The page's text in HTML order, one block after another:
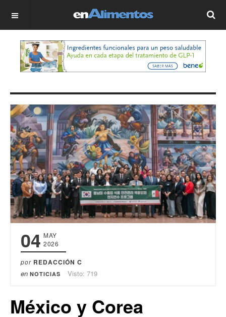
OFF CANVAS
04 MAY
2026
por REDACCIÓN C
en NOTICIAS Visto: 719
México y Corea